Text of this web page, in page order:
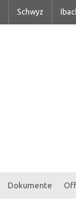
Schwyz
Dokumente